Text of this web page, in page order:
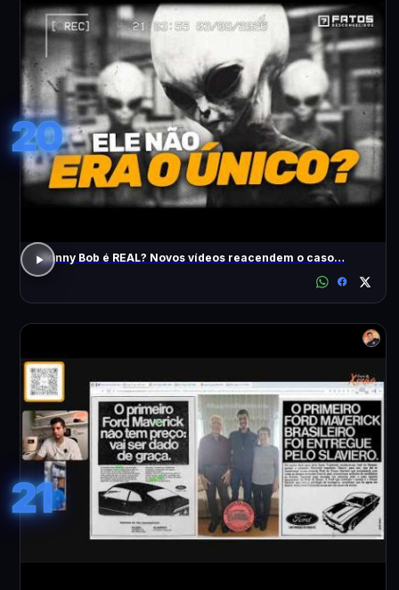
20
Skinny Bob é REAL? Novos vídeos reacendem o caso…
21